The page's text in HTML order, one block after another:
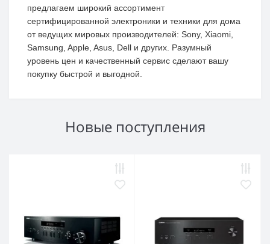
предлагаем широкий ассортимент
сертифицированной электроники и техники для дома
от ведущих мировых производителей: Sony, Xiaomi,
Samsung, Apple, Asus, Dell и других. Разумный
уровень цен и качественный сервис сделают вашу
покупку быстрой и выгодной.
Новые поступления